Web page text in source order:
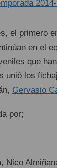
el primero
en el
que
unió los
Gervasio
por;
Nico